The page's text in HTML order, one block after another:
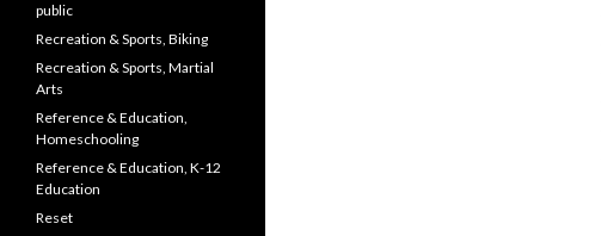
public
Recreation & Sports, Biking
Recreation & Sports, Martial
Arts
Reference & Education,
Homeschooling
Reference & Education, K-12
Education
Reset